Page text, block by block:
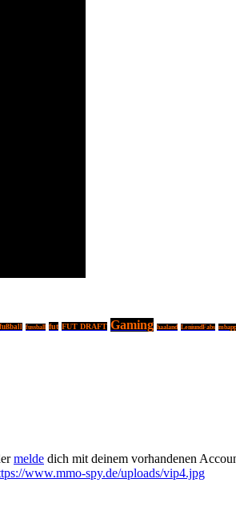
fußball fussball fut FUT DRAFT Gaming haaland LeniundFabs
melde dich mit deinem vorhandenen